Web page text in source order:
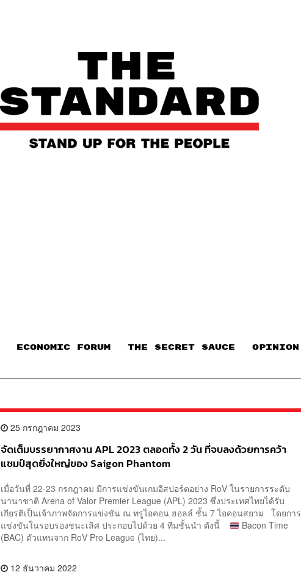
ECONOMIC FORUM THE SECRET SAUCE​ OPINION
25 กรกฎาคม 2023
จัดเต็มบรรยากาศงาน APL 2023 ตลอดทั้ง 2 วัน ที่จบลงด้วยการคว้า
แชมป์สุดยิ่งใหญ่ของ Saigon Phantom
เมื่อวันที่ 22-23 กรกฎาคม มีการแข่งขันเกมอีสปอร์ตอย่าง RoV ในรายการระดับ
นานาชาติ Arena of Valor Premier League (APL) 2023 ซึ่งประเทศไทยได้รับ
เกียรติเป็นเจ้าภาพจัดการแข่งขัน ณ ทรูไอคอน ฮอลล์ ชั้น 7 ไอคอนสยาม โดยการ
แข่งขันในรอบรองชนะเลิศ ประกอบไปด้วย 4 ทีมชั้นนำ ดังนี้
Bacon Time
(BAC) ตัวแทนจาก RoV Pro League (ไทย)...
12 ธันวาคม 2022